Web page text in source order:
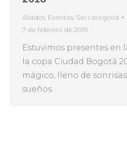
Aliados Eventos Sin categoría
7 de febrero de 2019
Estuvimos presentes en
la copa Ciudad Bogotá
mágico, lleno de
sueños